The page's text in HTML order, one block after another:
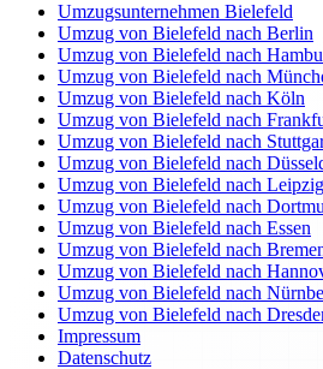
Umzugsunternehmen Bielefeld
Umzug von Bielefeld nach Berlin
Umzug von Bielefeld nach
Umzug von Bielefeld nach
Umzug von Bielefeld nach Köln
Umzug von Bielefeld nach
Umzug von Bielefeld nach
Umzug von Bielefeld nach
Umzug von Bielefeld nach Leipzig
Umzug von Bielefeld nach
Umzug von Bielefeld nach Essen
Umzug von Bielefeld nach
Umzug von Bielefeld nach
Umzug von Bielefeld nach
Umzug von Bielefeld nach
Impressum
Datenschutz